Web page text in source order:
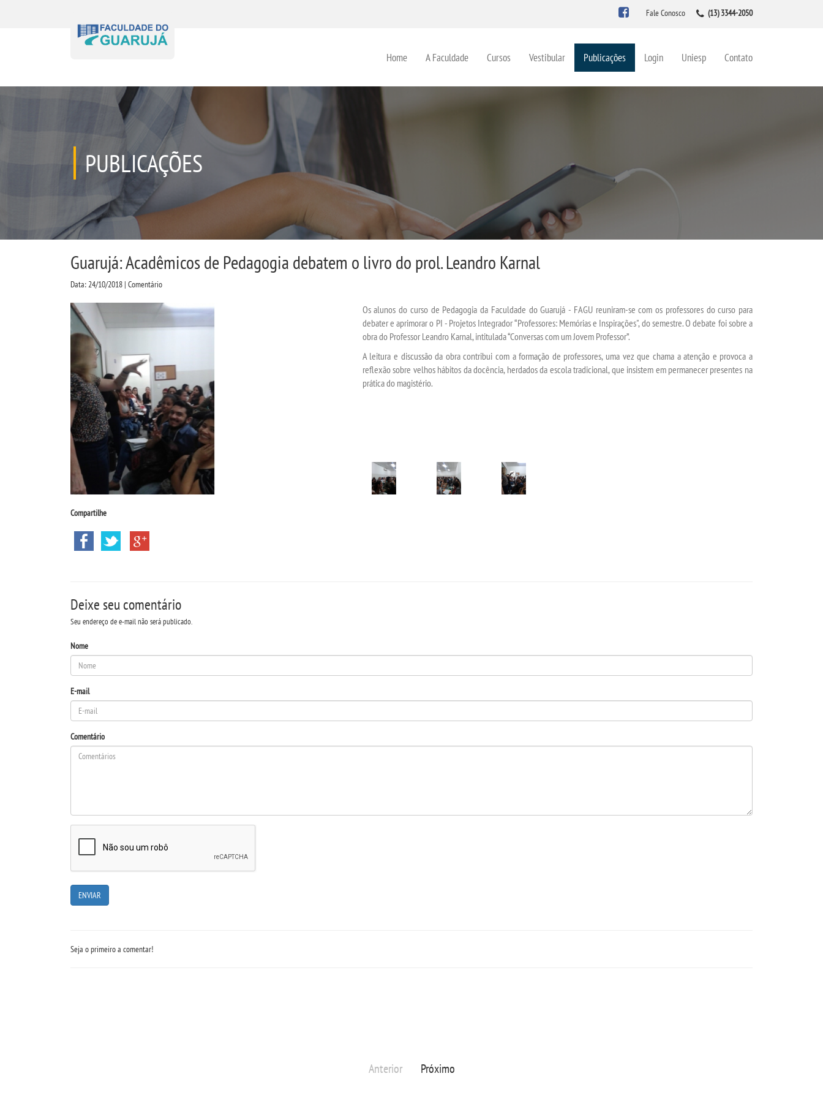
Fale Conosco (13) 3344-2050
Home A Faculdade Cursos Vestibular Publicações Login Uniesp Contato
PUBLICAÇÕES
Guarujá: Acadêmicos de Pedagogia debatem o livro do prol. Leandro Karnal
Data: 24/10/2018 | Comentário
Compartilhe
Os alunos do curso de Pedagogia da Faculdade do Guarujá - FAGU reuniram-se com os professores do curso para
debater e aprimorar o PI - Projetos Integrador “Professores: Memórias e Inspirações", do semestre. O debate foi sobre a
obra do Professor Leandro Karnal, intitulada “Conversas com um Jovem Professor”.
A leitura e discussão da obra contribui com a formação de professores, uma vez que chama a atenção e provoca a
reflexão sobre velhos hábitos da docência, herdados da escola tradicional, que insistem em permanecer presentes na
prática do magistério.
Deixe seu comentário
Seu endereço de e-mail não será publicado.
Nome
E-mail
Comentário
Seja o primeiro a comentar!
Anterior Próximo